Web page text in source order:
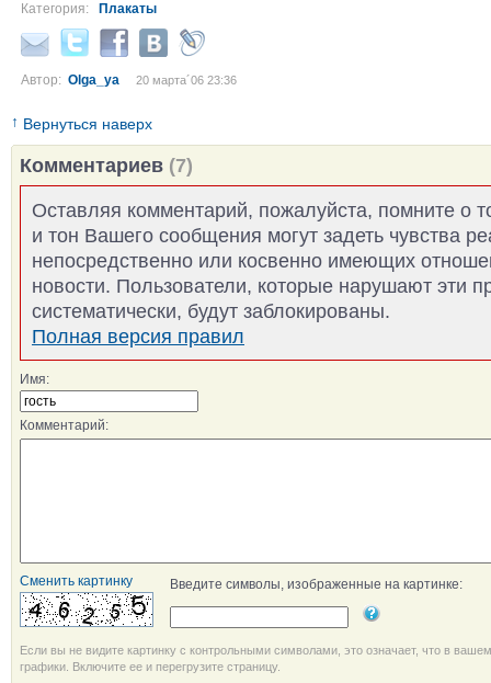
Категория: Плакаты
Автор: Olga_ya 20 марта´06 23:36
↑ Вернуться наверх
Комментариев (7)
Оставляя комментарий, пожалуйста, помните о
и тон Вашего сообщения могут задеть чувства
непосредственно или косвенно имеющих
новости. Пользователи, которые нарушают эти
систематически, будут заблокированы.
Полная версия правил
Имя:
Комментарий:
Сменить картинку Введите символы, изображенные на картинке:
Если вы не видите картинку с контрольными символами, это означает, что в
графики. Включите ее и перегрузите страницу.